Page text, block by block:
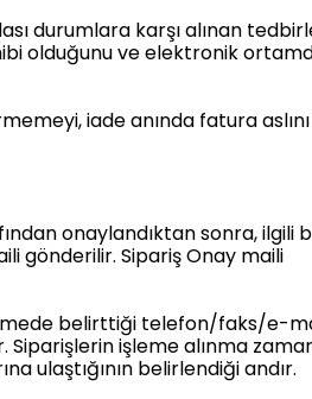
durumlara karşı alınan
olduğunu ve elektronik
iade anında fatura
onaylandıktan sonra, ilgili
gönderilir. Sipariş Onay maili
belirttiği telefon/faks/e-
işleme alınma
ulaştığının belirlendiği andır.